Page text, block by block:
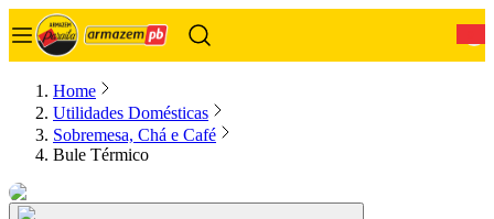
Home
Utilidades Domésticas
Sobremesa, Chá e Café
Bule Térmico